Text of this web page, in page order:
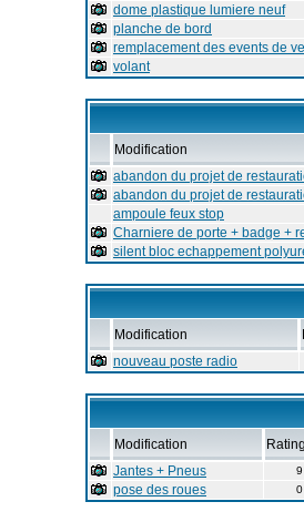
dome plastique lumiere neuf
planche de bord
remplacement des events de
volant
Modification
abandon du projet de
abandon du projet de
ampoule feux stop
Charniere de porte + badge +
silent bloc echappement
Modification
nouveau poste radio
Modification
Jantes + Pneus
9
pose des roues 0